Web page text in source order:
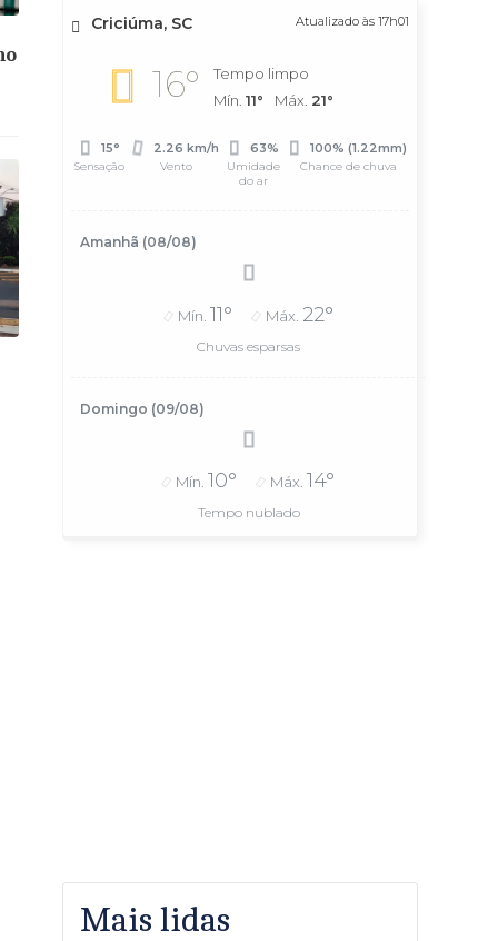
Criciúma, SC Atualizado às 17h01
16°
Tempo limpo
Mín. 11° Máx. 21°
15°
Sensação
2.26 km/h
Vento
63%
Umidade
do ar
100% (1.22mm)
Chance de chuva
Amanhã (08/08)
Mín. 11° Máx. 22°
Chuvas esparsas
Domingo (09/08)
Mín. 10° Máx. 14°
Tempo nublado
Mais lidas